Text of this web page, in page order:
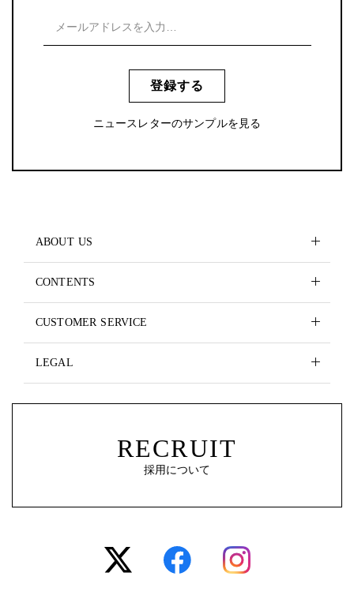
登録する
ニュースレターのサンプルを見る
ABOUT US
CONTENTS
CUSTOMER SERVICE
LEGAL
RECRUIT
採用について